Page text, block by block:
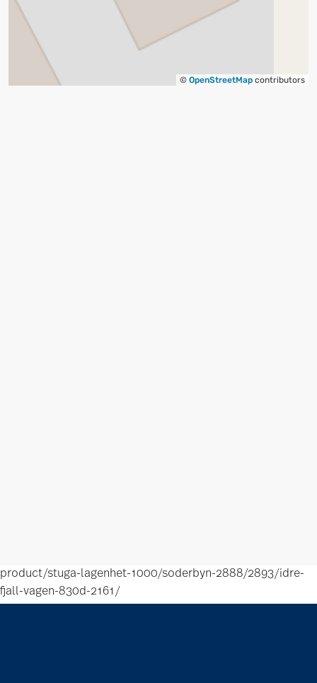
© OpenStreetMap contributors
product/stuga-lagenhet-1000/soderbyn-2888/2893/idre-
fjall-vagen-830d-2161/